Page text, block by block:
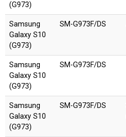
(G973)
Samsung
Galaxy S10
(G973)
SM-G973F/DS
Samsung
Galaxy S10
(G973)
SM-G973F/DS
Samsung
Galaxy S10
(G973)
SM-G973F/DS